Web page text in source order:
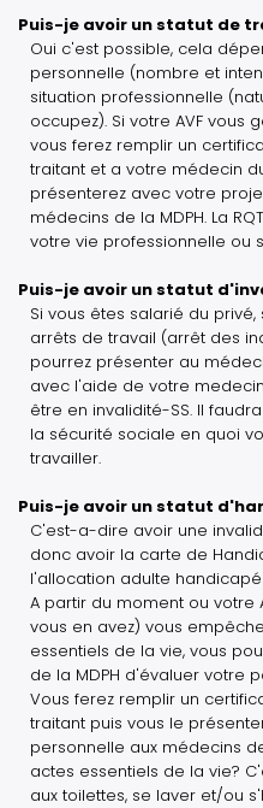
Puis-je avoir un statut de
Oui c'est possible, cela
personnelle (nombre et
situation professionnelle
occupez). Si votre AVF vous
vous ferez remplir un
traitant et a votre médecin
présenterez avec votre
médecins de la MDPH. La
votre vie professionnelle ou
Puis-je avoir un statut
Si vous êtes salarié du
arrêts de travail (arrêt des
pourrez présenter au
avec l'aide de votre
être en invalidité-SS. Il
la sécurité sociale en quoi
travailler.
Puis-je avoir un statut
C'est-a-dire avoir une
donc avoir la carte de
l'allocation adulte handicapé
A partir du moment ou votre
vous en avez) vous
essentiels de la vie, vous
de la MDPH d'évaluer votre
Vous ferez remplir un
traitant puis vous le
personnelle aux médecins
actes essentiels de la vie?
aux toilettes, se laver et/ou